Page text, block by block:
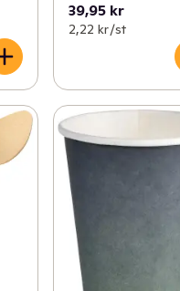
39,95 kr
2,22 kr /st